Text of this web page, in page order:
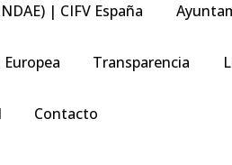
| CIFV España
Transparencia
Contacto